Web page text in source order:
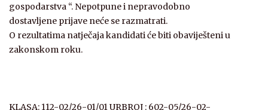
gospodarstva “. Nepotpune i nepravodobno
dostavljene prijave neće se razmatrati.
O rezultatima natječaja kandidati će biti obaviješteni u
zakonskom roku.
KLASA: 112-02/26-01/01 URBROJ : 602-05/26-02-